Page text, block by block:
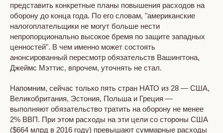
представить конкретные планы повышения расходов на
оборону до конца года. По его словам, "американские
налогоплательщики не могут больше нести
непропорционально высокое бремя по защите западных
ценностей". В чем именно может состоять
анонсированный пересмотр обязательств Вашингтона,
Джеймс Мэттис, впрочем, уточнять не стал.
Напомним, сейчас только пять стран НАТО из 28 — США,
Великобритания, Эстония, Польша и Греция —
выполняют обязательство тратить на оборону не менее
2% ВВП. При этом расходы на эти цели со стороны США
($664 млрд в 2016 году) превышают суммарные расходы